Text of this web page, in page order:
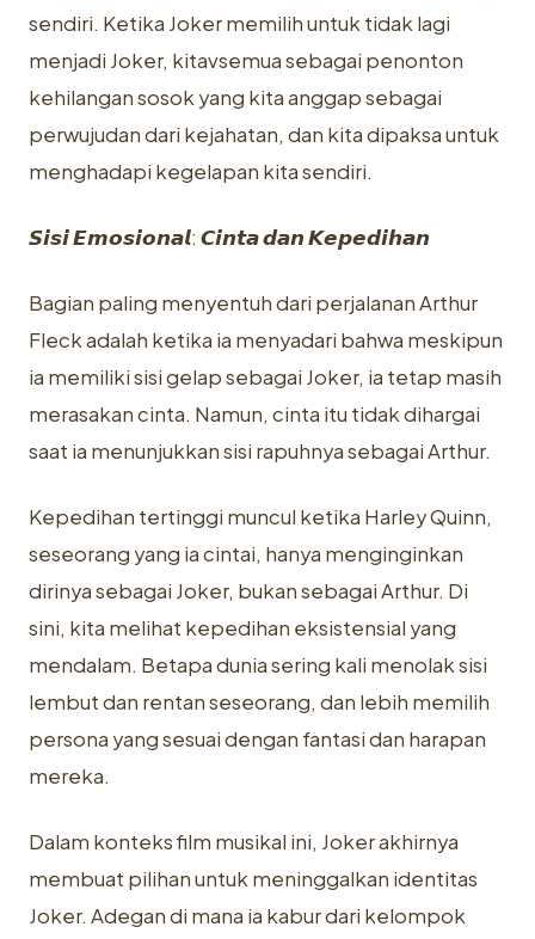
sendiri. Ketika Joker memilih untuk tidak lagi
menjadi Joker, kitavsemua sebagai penonton
kehilangan sosok yang kita anggap sebagai
perwujudan dari kejahatan, dan kita dipaksa untuk
menghadapi kegelapan kita sendiri.
𝙎𝙞𝙨𝙞 𝙀𝙢𝙤𝙨𝙞𝙤𝙣𝙖𝙡: 𝘾𝙞𝙣𝙩𝙖 𝙙𝙖𝙣 𝙆𝙚𝙥𝙚𝙙𝙞𝙝𝙖𝙣
Bagian paling menyentuh dari perjalanan Arthur
Fleck adalah ketika ia menyadari bahwa meskipun
ia memiliki sisi gelap sebagai Joker, ia tetap masih
merasakan cinta. Namun, cinta itu tidak dihargai
saat ia menunjukkan sisi rapuhnya sebagai Arthur.
Kepedihan tertinggi muncul ketika Harley Quinn,
seseorang yang ia cintai, hanya menginginkan
dirinya sebagai Joker, bukan sebagai Arthur. Di
sini, kita melihat kepedihan eksistensial yang
mendalam. Betapa dunia sering kali menolak sisi
lembut dan rentan seseorang, dan lebih memilih
persona yang sesuai dengan fantasi dan harapan
mereka.
Dalam konteks film musikal ini, Joker akhirnya
membuat pilihan untuk meninggalkan identitas
Joker. Adegan di mana ia kabur dari kelompok